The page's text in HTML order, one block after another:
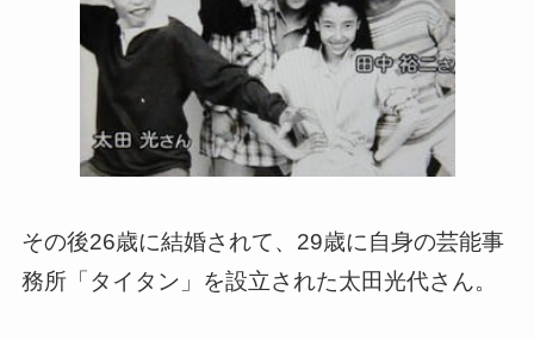
その後26歳に結婚されて、29歳に自身の芸能事
務所「タイタン」を設立された太田光代さん。